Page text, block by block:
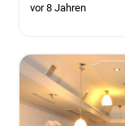
vor 8 Jahren